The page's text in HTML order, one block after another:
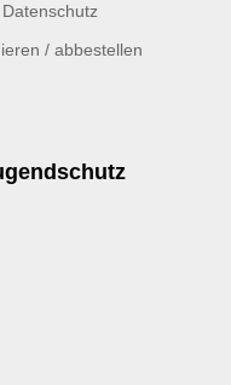
/ abbestellen